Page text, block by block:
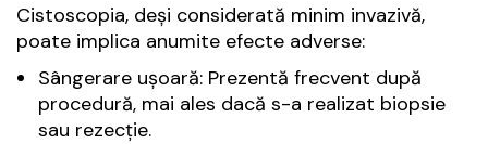
Cistoscopia, deși considerată minim invazivă,
poate implica anumite efecte adverse:
Sângerare ușoară: Prezentă frecvent după
procedură, mai ales dacă s-a realizat biopsie
sau rezecție.